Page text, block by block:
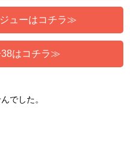
ューはコチラ≫
38はコチラ≫
でした。